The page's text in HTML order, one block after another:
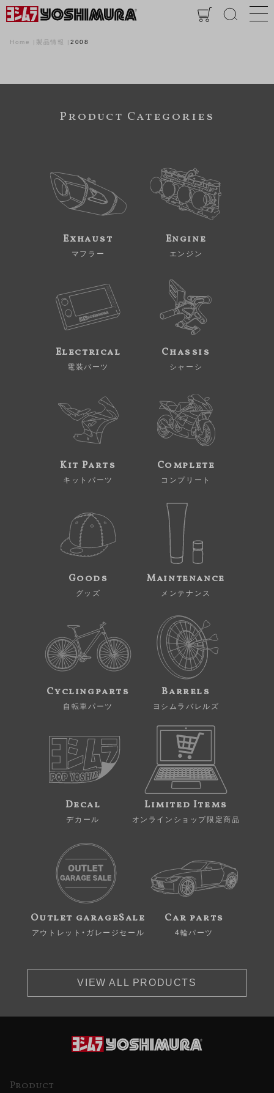
Home 製品情報 2008
Product Categories
Exhaust
マフラー
Engine
エンジン
Electrical
電装パーツ
Chassis
シャーシ
Kit Parts
キットパーツ
Complete
コンプリート
Goods
グッズ
Maintenance
メンテナンス
Cyclingparts
自転車パーツ
Barrels
ヨシムラバレルズ
Decal
デカール
Limited Items
オンラインショップ限定商品
Outlet garageSale
アウトレット・ガレージセール
Car parts
4輪パーツ
VIEW ALL PRODUCTS
Product